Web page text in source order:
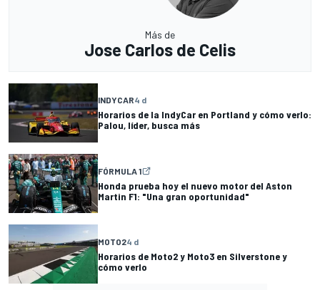
Más de
Jose Carlos de Celis
INDYCAR4 d
Horarios de la IndyCar en Portland y cómo verlo:
Palou, líder, busca más
FÓRMULA 1
Honda prueba hoy el nuevo motor del Aston
Martin F1: "Una gran oportunidad"
MOTO24 d
Horarios de Moto2 y Moto3 en Silverstone y
cómo verlo